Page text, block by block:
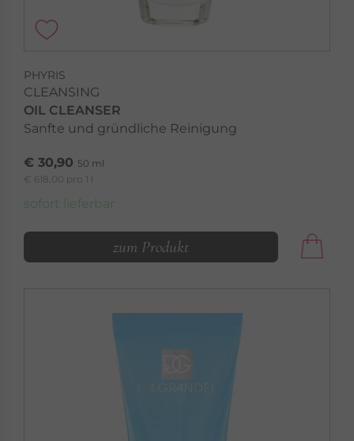
PHYRIS
CLEANSING
OIL CLEANSER
Sanfte und gründliche Reinigung
€ 30,90 50 ml
€ 618,00 pro 1 l
sofort lieferbar
zum Produkt